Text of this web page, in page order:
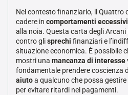
Nel contesto finanziario, il Quattro
cadere in comportamenti eccessivi
alla noia. Questa carta degli
contro glisprechi finanziari e
situazione economica. È possibile
mostri una mancanza di interesse
fondamentale prendere coscienza
aiutoa qualcuno che possa
per evitare ritardi nei pagamenti.